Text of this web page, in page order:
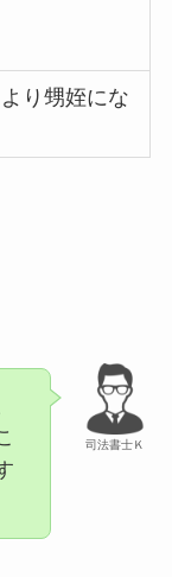
り甥姪にな
司法書士Ｋ